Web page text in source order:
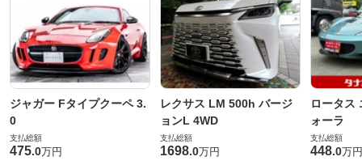
ジャガー Fタイプクーペ 3.
0
支払総額
475.0万円
レクサス LM 500h バージ
ョンL 4WD
支払総額
1698.0万円
ロータス
ォーラ
支払総額
448.0万円